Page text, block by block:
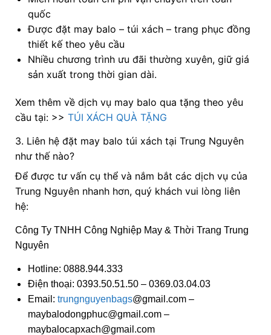
quốc
Được đặt may balo – túi xách – trang phục đồng
thiết kế theo yêu cầu
Nhiều chương trình ưu đãi thường xuyên, giữ giá
sản xuất trong thời gian dài.
Xem thêm về dịch vụ may balo qua tặng theo yêu
cầu tại: >> TÚI XÁCH QUÀ TẶNG
3. Liên hệ đặt may balo túi xách tại Trung Nguyên
như thế nào?
Để được tư vấn cụ thể và nắm bắt các dịch vụ của
Trung Nguyên nhanh hơn, quý khách vui lòng liên
hệ:
Công Ty TNHH Công Nghiệp May & Thời Trang Trung
Nguyên
Hotline: 0888.944.333
Điện thoại: 0393.50.51.50 – 0369.03.04.03
Email: trungnguyenbags@gmail.com –
maybalodongphuc@gmail.com –
maybalocapxach@gmail.com